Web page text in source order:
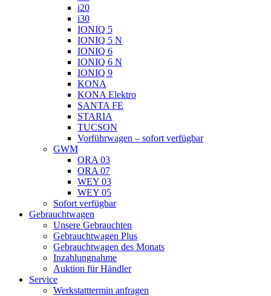
i20
i30
IONIQ 5
IONIQ 5 N
IONIQ 6
IONIQ 6 N
IONIQ 9
KONA
KONA Elektro
SANTA FE
STARIA
TUCSON
Vorführwagen – sofort verfügbar
GWM
ORA 03
ORA 07
WEY 03
WEY 05
Sofort verfügbar
Gebrauchtwagen
Unsere Gebrauchten
Gebrauchtwagen Plus
Gebrauchtwagen des Monats
Inzahlungnahme
Auktion für Händler
Service
Werkstatttermin anfragen